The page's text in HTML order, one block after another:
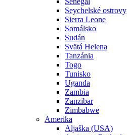
Seychelské ostrovy
Sierra Leone
Somálsko
Sudán
Svätá Helena
Tanzánia
Togo
Tunisko
Uganda
Zambia
Zanzibar
Zimbabwe
Amerika
Aljaška (USA)